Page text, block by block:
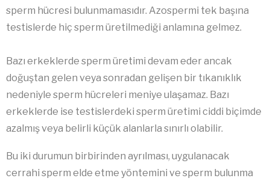
sperm hücresi bulunmamasıdır. Azospermi tek başına
testislerde hiç sperm üretilmediği anlamına gelmez.
Bazı erkeklerde sperm üretimi devam eder ancak
doğuştan gelen veya sonradan gelişen bir tıkanıklık
nedeniyle sperm hücreleri meniye ulaşamaz. Bazı
erkeklerde ise testislerdeki sperm üretimi ciddi biçimde
azalmış veya belirli küçük alanlarla sınırlı olabilir.
Bu iki durumun birbirinden ayrılması, uygulanacak
cerrahi sperm elde etme yöntemini ve sperm bulunma